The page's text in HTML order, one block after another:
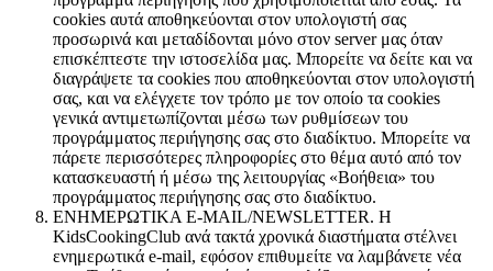
cookies αυτά αποθηκεύονται στον υπολογιστή σας
προσωρινά και μεταδίδονται μόνο στον server μας όταν
επισκέπτεστε την ιστοσελίδα μας. Μπορείτε να δείτε και να
διαγράψετε τα cookies που αποθηκεύονται στον υπολογιστή
σας, και να ελέγχετε τον τρόπο με τον οποίο τα cookies
γενικά αντιμετωπίζονται μέσω των ρυθμίσεων του
προγράμματος περιήγησης σας στο διαδίκτυο. Μπορείτε να
πάρετε περισσότερες πληροφορίες στο θέμα αυτό από τον
κατασκευαστή ή μέσω της λειτουργίας «Βοήθεια» του
προγράμματος περιήγησης σας στο διαδίκτυο.
ΕΝΗΜΕΡΩΤΙΚΑ E-MAIL/NEWSLETTER. Η
KidsCookingClub ανά τακτά χρονικά διαστήματα στέλνει
ενημερωτικά e-mail, εφόσον επιθυμείτε να λαμβάνετε νέα